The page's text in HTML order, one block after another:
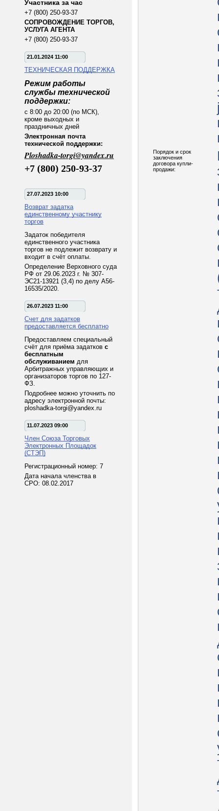
Участника за час
+7 (800) 250-93-37
СОПРОВОЖДЕНИЕ ТОРГОВ,
УСЛУГА АГЕНТА
+7 (800) 250-93-37
21.01.2024 11:00
ТЕХНИЧЕСКАЯ ПОДДЕРЖКА
Режим работы
службы технической
поддержки:
с 8:00 до 20:00 (по МСК),
кроме выходных и
праздничных дней
Электронная почта
технической поддержки:
Ploshadka-torgi@yandex.ru
+7 (800) 250-93-37
27.07.2023 10:00
Возврат задатка
единственному участнику
торгов
Задаток победителя
единственного участника
торгов не подлежит возврату и
входит в счёт оплаты.
Определение Верховного суда
РФ от 29.06.2023 г. № 307-
ЭС21-13921 (3,4) по делу А56-
16535/2020.
26.07.2023 11:00
Счет для задатков
предоставляется бесплатно
Предоставляем специальный
счёт для приёма задатков с
бесплатным
обслуживанием для
Арбитражных управляющих и
организаторов торгов по 127-
ФЗ.
Подробнее можно уточнить по
адресу электронной почты:
ploshadka-torgi@yandex.ru
11.07.2023 09:00
Член Союза Торговых
Электронных Площадок
(СТЭП)
Регистрационный номер: 7
Дата начала членства в
СРО: 08.02.2017
Порядок и срок
заключения
договора купли-
продажи: